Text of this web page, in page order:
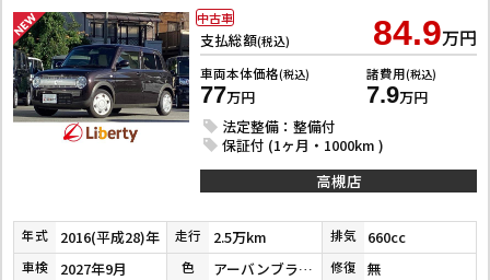
支払総額(税込) 84.9万円
車両本体価格(税込)
77万円
諸費用(税込)
7.9万円
法定整備：整備付
保証付 (1ヶ月・1000km )
中古車
高槻店
年式 2016(平成28)年 走行 2.5万km 排気 660cc
車検 2027年9月 色 アーバンブラウンパールメタリック 修復 無